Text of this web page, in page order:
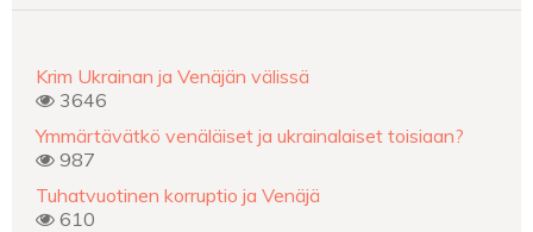
Krim Ukrainan ja Venäjän välissä
3646
Ymmärtävätkö venäläiset ja ukrainalaiset toisiaan?
987
Tuhatvuotinen korruptio ja Venäjä
610